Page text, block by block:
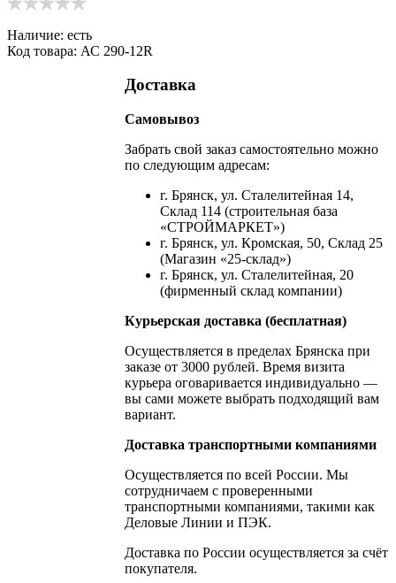
Наличие: есть
Код товара: АС 290-12R
Доставка
Самовывоз
Забрать свой заказ самостоятельно можно
по следующим адресам:
г. Брянск, ул. Сталелитейная 14,
Склад 114 (строительная база
«СТРОЙМАРКЕТ»)
г. Брянск, ул. Кромская, 50, Склад 25
(Магазин «25-склад»)
г. Брянск, ул. Сталелитейная, 20
(фирменный склад компании)
Курьерская доставка (бесплатная)
Осуществляется в пределах Брянска при
заказе от 3000 рублей. Время визита
курьера оговаривается индивидуально —
вы сами можете выбрать подходящий вам
вариант.
Доставка транспортными компаниями
Осуществляется по всей России. Мы
сотрудничаем с проверенными
транспортными компаниями, такими как
Деловые Линии и ПЭК.
Доставка по России осуществляется за счёт
покупателя.